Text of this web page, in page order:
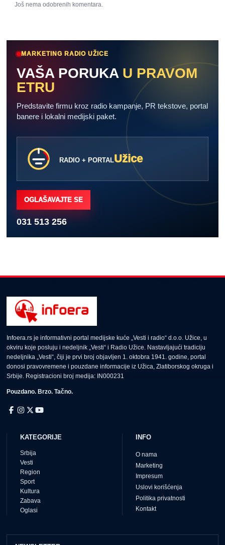
Još nema odobrenih komentara.
MARKETING RADIO UŽICE
VAŠA PORUKA U PRAVOM
ETRU
Predstavite firmu kroz radio kampanje, PR tekstove, portal
banere i lokalni medijski paket.
RADIO + PORTALUžice
OGLAŠAVAJTE SE
031 513 256
Infoera.rs je informativni portal medijske kuće „Vesti i radio“ d.o.o. Užice, u
okviru koje posluju i nedeljnik „Vesti“ i Radio Užice. Nastavljajući tradiciju
nedeljnika „Vesti“, čiji je prvi broj objavljen 1. oktobra 1941. godine, portal
donosi pravovremene i pouzdane informacije iz Užica, Zlatiborskog okruga i
Srbije. Registracioni broj medija: IN000231
Pouzdano. Brzo. Tačno.
KATEGORIJE
Srbija
Vesti
Region
Sport
Kultura
Zabava
Oglasi
INFO
O nama
Marketing
Impresum
Uslovi korišćenja
Politika privatnosti
Kontakt